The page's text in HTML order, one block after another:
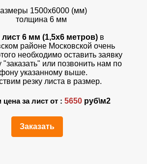
1500х6000 (мм)
толщина 6 мм
лист 6 мм (1,5х6 метров)в
районе Московской очень
необходимо оставить заявку
"заказать" или позвонить нам по
указанному выше.
резку листа в размер.
цена за лист от : 5650руб\м2
Заказать